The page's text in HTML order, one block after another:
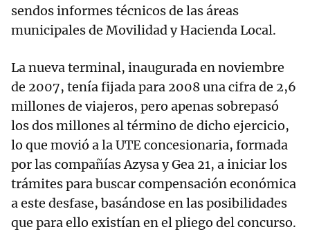
sendos informes técnicos de las áreas
municipales de Movilidad y Hacienda Local.
La nueva terminal, inaugurada en noviembre
de 2007, tenía fijada para 2008 una cifra de 2,6
millones de viajeros, pero apenas sobrepasó
los dos millones al término de dicho ejercicio,
lo que movió a la UTE concesionaria, formada
por las compañías Azysa y Gea 21, a iniciar los
trámites para buscar compensación económica
a este desfase, basándose en las posibilidades
que para ello existían en el pliego del concurso.